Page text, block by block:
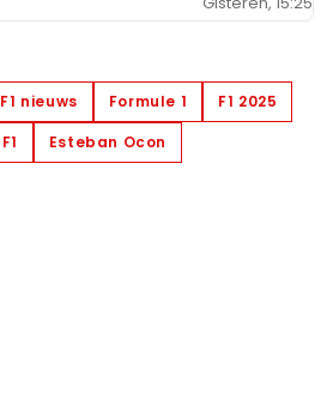
F1 nieuws Formule 1
F1 2025
F1 Esteban Ocon